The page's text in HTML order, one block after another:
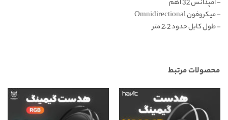
– امپدانس 32 اهم
– میکروفون Omnidirectional
– طول کابل حدود 2.2 متر
محصولات مرتبط